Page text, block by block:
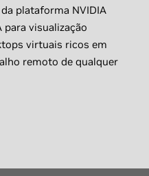
plataforma NVIDIA
para visualização
virtuais ricos em
remoto de qualquer